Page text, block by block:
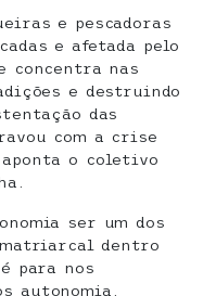
e pescadoras
e afetada pelo
concentra nas
e destruindo
das
com a crise
aponta o coletivo
ser um dos
dentro
para nos
autonomia.